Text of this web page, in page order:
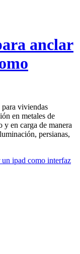
anclar
para viviendas
en metales de
y en carga de manera
persianas,